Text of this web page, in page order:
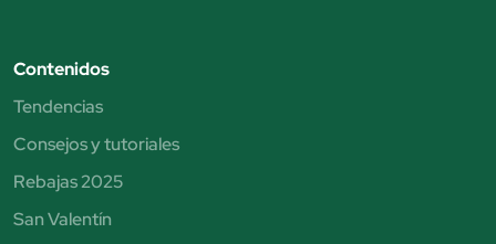
Contenidos
Tendencias
Consejos y tutoriales
Rebajas 2025
San Valentín